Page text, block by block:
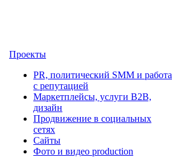
Проекты
PR, политический SMM и работа
с репутацией
Маркетплейсы, услуги B2B,
дизайн
Продвижение в социальных
сетях
Сайты
Фото и видео production